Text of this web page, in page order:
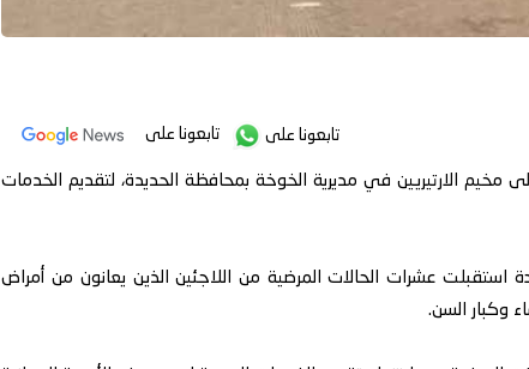
تابعونا على تابعونا على
مخيم الارتيريين في مديرية الخوخة بمحافظة الحديدة، لتقديم الخدمات
استقبلت عشرات الحالات المرضية من اللاجئين الذين يعانون من أمراض
وكبار السن.